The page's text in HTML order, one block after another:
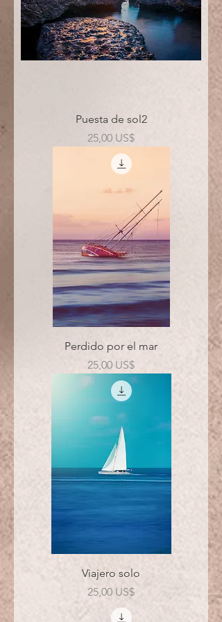
Puesta de sol2
Precio
25,00 US$
Perdido por el mar
Precio
25,00 US$
Viajero solo
Precio
25,00 US$